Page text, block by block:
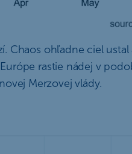
Chaos ohľadne ciel ustal
rastie nádej v
Merzovej vlády.